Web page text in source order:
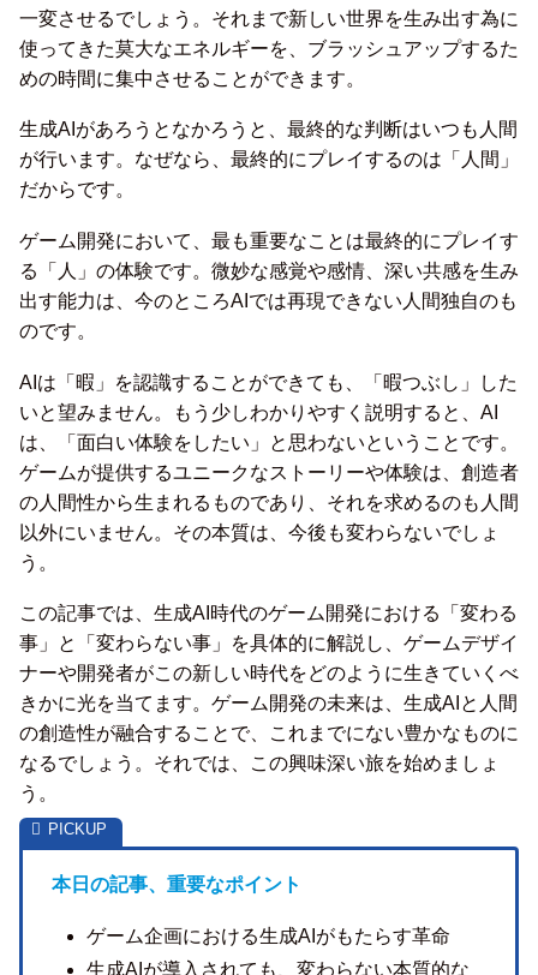
一変させるでしょう。それまで新しい世界を生み出す為に
使ってきた莫大なエネルギーを、ブラッシュアップするた
めの時間に集中させることができます。
生成AIがあろうとなかろうと、最終的な判断はいつも人間
が行います。なぜなら、最終的にプレイするのは「人間」
だからです。
ゲーム開発において、最も重要なことは最終的にプレイす
る「人」の体験です。微妙な感覚や感情、深い共感を生み
出す能力は、今のところAIでは再現できない人間独自のも
のです。
AIは「暇」を認識することができても、「暇つぶし」した
いと望みません。もう少しわかりやすく説明すると、AI
は、「面白い体験をしたい」と思わないということです。
ゲームが提供するユニークなストーリーや体験は、創造者
の人間性から生まれるものであり、それを求めるのも人間
以外にいません。その本質は、今後も変わらないでしょ
う。
この記事では、生成AI時代のゲーム開発における「変わる
事」と「変わらない事」を具体的に解説し、ゲームデザイ
ナーや開発者がこの新しい時代をどのように生きていくべ
きかに光を当てます。ゲーム開発の未来は、生成AIと人間
の創造性が融合することで、これまでにない豊かなものに
なるでしょう。それでは、この興味深い旅を始めましょ
う。
本日の記事、重要なポイント
ゲーム企画における生成AIがもたらす革命
生成AIが導入されても、変わらない本質的な